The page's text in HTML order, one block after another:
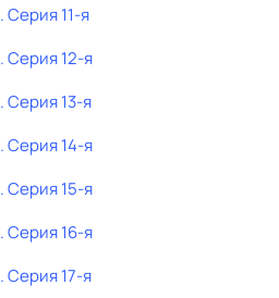
. Серия 11-я
. Серия 12-я
. Серия 13-я
. Серия 14-я
. Серия 15-я
. Серия 16-я
. Серия 17-я